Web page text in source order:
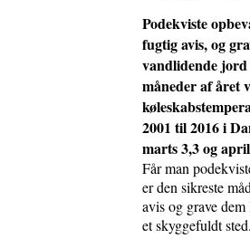
Podekviste
fugtig avis, og
vandlidende
måneder af året
2001 til 2016 i
marts 3,3 og
Får man
er den sikreste
avis og grave
et skyggefuldt